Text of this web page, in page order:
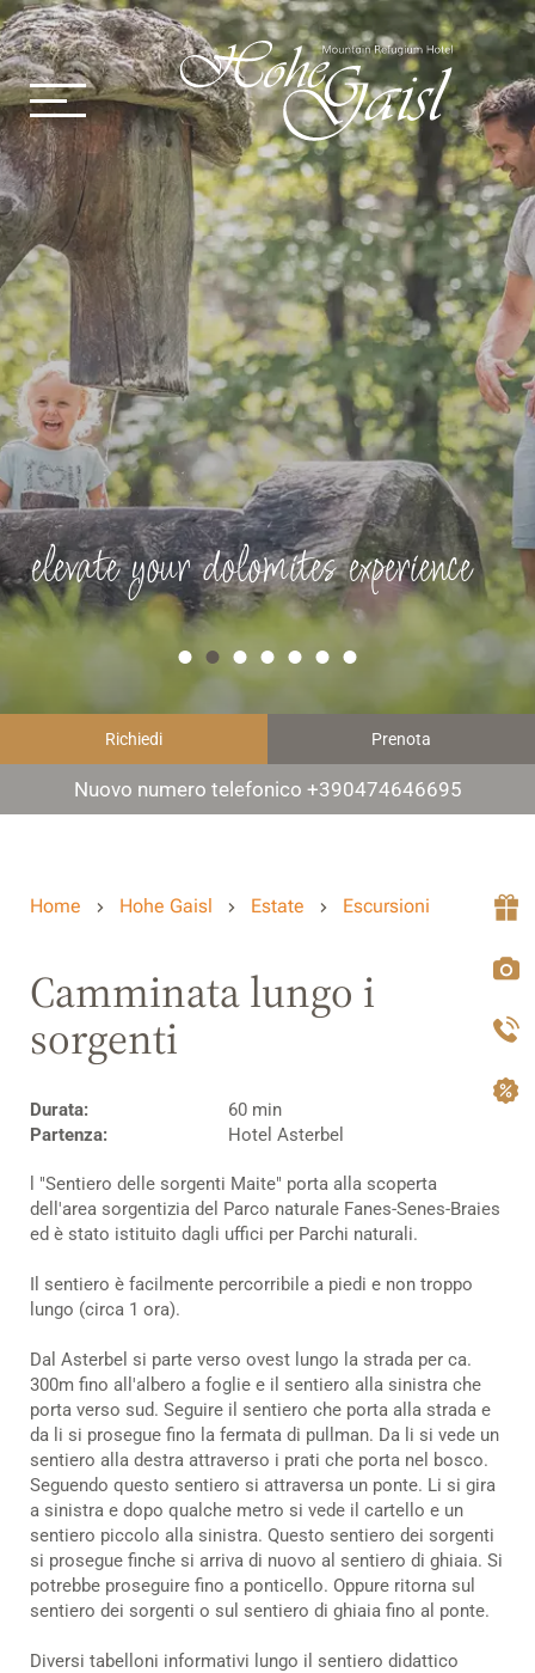
elevate your dolomites experience
Richiedi Prenota
Nuovo numero telefonico +390474646695
Home Hohe Gaisl Estate Escursioni
Camminata lungo i
sorgenti
Durata:
60 min
Partenza:
Hotel Asterbel
l "Sentiero delle sorgenti Maite" porta alla scoperta
dell'area sorgentizia del Parco naturale Fanes-Senes-Braies
ed è stato istituito dagli uffici per Parchi naturali.
Il sentiero è facilmente percorribile a piedi e non troppo
lungo (circa 1 ora).
Dal Asterbel si parte verso ovest lungo la strada per ca.
300m fino all'albero a foglie e il sentiero alla sinistra che
porta verso sud. Seguire il sentiero che porta alla strada e
da li si prosegue fino la fermata di pullman. Da li si vede un
sentiero alla destra attraverso i prati che porta nel bosco.
Seguendo questo sentiero si attraversa un ponte. Li si gira
a sinistra e dopo qualche metro si vede il cartello e un
sentiero piccolo alla sinistra. Questo sentiero dei sorgenti
si prosegue finche si arriva di nuovo al sentiero di ghiaia. Si
potrebbe proseguire fino a ponticello. Oppure ritorna sul
sentiero dei sorgenti o sul sentiero di ghiaia fino al ponte.
Diversi tabelloni informativi lungo il sentiero didattico